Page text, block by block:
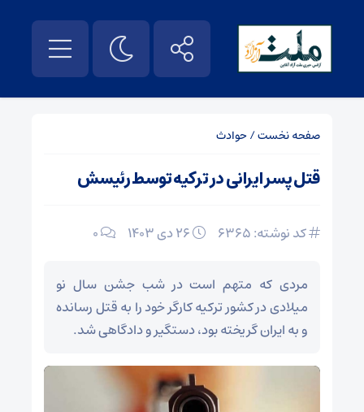
صفحه نخست/حوادث
قتل پسر ایرانی در ترکیه توسط رئیسش
کد نوشته: 6365 0
مردی که متهم است در شب جشن سال نو
میلادی در کشور ترکیه کارگر خود را به قتل رسانده
و به ایران گریخته بود، دستگیر و دادگاهی شد.